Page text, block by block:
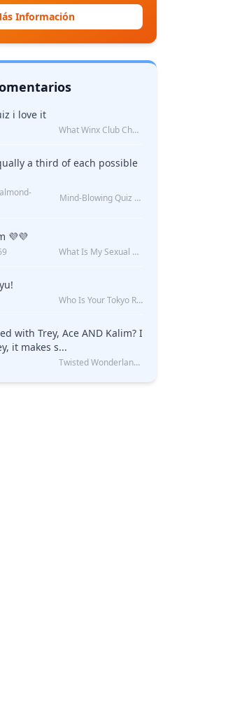
Información
i love it
What Winx Club Character Are You?
a third of each possible
Mind-Blowing Quiz Reveals: Will I Be Alone Forever?
am 💜💜
What Is My Sexual Orientation: Uncovered
Who Is Your Tokyo Revengers Boyfriend?
with Trey, Ace AND Kalim? I
it makes s...
Twisted Wonderland Kin Quiz